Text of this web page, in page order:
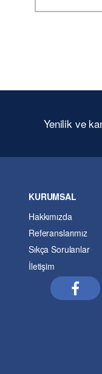
Yenilik ve
KURUMSAL
Hakkımızda
Referanslarımız
Sıkça Sorulanlar
İletişim